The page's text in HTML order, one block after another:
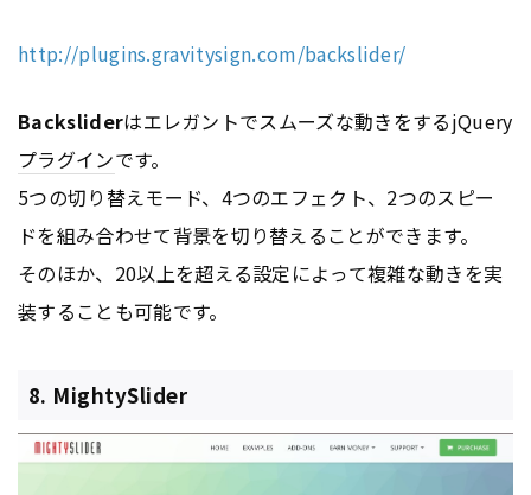
http://plugins.gravitysign.com/backslider/
Backsliderはエレガントでスムーズな動きをするjQuery
プラグインです。
5つの切り替えモード、4つのエフェクト、2つのスピー
ドを組み合わせて背景を切り替えることができます。
そのほか、20以上を超える設定によって複雑な動きを実
装することも可能です。
8. MightySlider